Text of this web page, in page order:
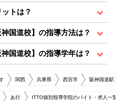
トは？
国道校】の指導方法は？
国道校】の指導学年は？
関西 兵庫県 西宮市 阪神国道駅
あ行 ITTO個別指導学院のバイト・求人一